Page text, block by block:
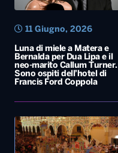
Luna di miele a Matera e
Bernalda per Dua Lipa e il
neo-marito Callum Turner.
Sono ospiti dell’hotel di
Francis Ford Coppola
11 Giugno, 2026